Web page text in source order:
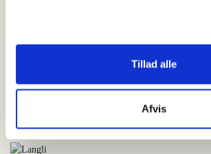
Tillad alle
Afvis
Langli – et værdifuldt naturreservat
Langli ligger i Ho Bugt, beskyttet mod vest af
den nordligste af de over 40 vadehavsøer mellem